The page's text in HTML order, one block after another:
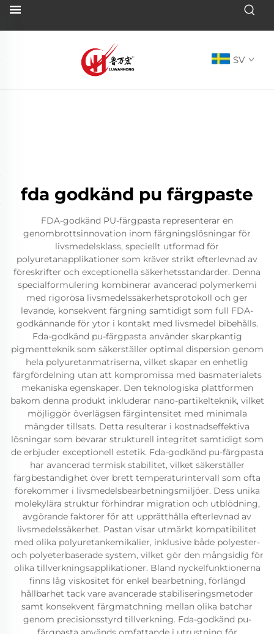
SV
fda godkänd pu färgpaste
FDA-godkänd PU-färgpasta representerar en
genombrottsinnovation inom färgningslösningar för
livsmedelsklass, speciellt utformad för
polyuretanapplikationer som kräver strikt efterlevnad av
föreskrifter och exceptionella säkerhetsstandarder. Denna
specialformulering kombinerar avancerad polymerkemi
med rigorösa livsmedelssäkerhetsprotokoll och ger
levande, konsekvent färgning samtidigt som full FDA-
godkännande för ytor i kontakt med livsmedel bibehålls.
Fda-godkänd pu-färgpasta använder skarpkantig
pigmentteknik som säkerställer optimal dispersion genom
hela polyuretanmatriserna, vilket skapar en enhetlig
färgfördelning utan att kompromissa med basmaterialets
mekaniska egenskaper. Den teknologiska plattformen
bakom denna produkt inkluderar nano-partikelteknik, vilket
möjliggör överlägsen färgintensitet med minimala
mängder tillsats. Detta resulterar i kostnadseffektiva
lösningar som bevarar strukturell integritet samtidigt som
de erbjuder exceptionell estetik. Fda-godkänd pu-färgpasta
har avancerad termisk stabilitet, vilket säkerställer
färgbeständighet över brett temperaturintervall som ofta
förekommer i livsmedelsbearbetningsmiljöer. Dess unika
molekylära struktur förhindrar migration och utblödning,
avgörande faktorer för att upprätthålla efterlevnad av
livsmedelssäkerhet. Pastan visar utmärkt kompatibilitet
med olika polyuretankemikalier, inklusive både polyester-
och polyeterbaserade system, vilket gör den mångsidig för
olika tillverkningsapplikationer. Bland nyckelfunktionerna
finns låg viskositet för enkel bearbetning, förlängd
hållbarhet tack vare avancerade stabiliseringsmetoder
samt konsekvent färgmatchning mellan olika batchar
genom precisionsstyrd tillverkning. Fda-godkänd pu-